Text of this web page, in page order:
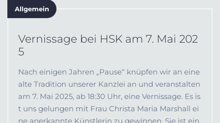
Allgemein
Vernissage bei HSK am 7. Mai 202
5
Nach einigen Jahren „Pause“ knüpfen wir an eine
alte Tradition unserer Kanzlei an und veranstalten
am 7. Mai 2025, ab 18:30 Uhr, eine Vernissage. Es is
t uns gelungen mit Frau Christa Maria Marshall ei
ne anerkannte Künstlerin zu gewinnen. Sie ist ein